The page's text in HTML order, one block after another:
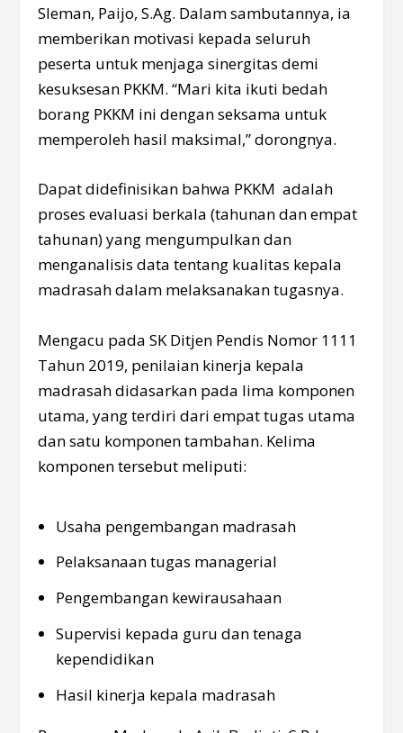
Sleman, Paijo, S.Ag. Dalam sambutannya, ia
memberikan motivasi kepada seluruh
peserta untuk menjaga sinergitas demi
kesuksesan PKKM. “Mari kita ikuti bedah
borang PKKM ini dengan seksama untuk
memperoleh hasil maksimal,” dorongnya.
Dapat didefinisikan bahwa PKKM adalah
proses evaluasi berkala (tahunan dan empat
tahunan) yang mengumpulkan dan
menganalisis data tentang kualitas kepala
madrasah dalam melaksanakan tugasnya.
Mengacu pada SK Ditjen Pendis Nomor 1111
Tahun 2019, penilaian kinerja kepala
madrasah didasarkan pada lima komponen
utama, yang terdiri dari empat tugas utama
dan satu komponen tambahan. Kelima
komponen tersebut meliputi:
Usaha pengembangan madrasah
Pelaksanaan tugas managerial
Pengembangan kewirausahaan
Supervisi kepada guru dan tenaga
kependidikan
Hasil kinerja kepala madrasah